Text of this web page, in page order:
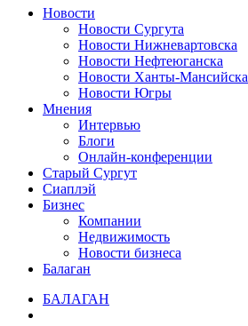
Новости
Новости Сургута
Новости Нижневартовска
Новости Нефтеюганска
Новости Ханты-Мансийска
Новости Югры
Мнения
Интервью
Блоги
Онлайн-конференции
Старый Сургут
Сиаплэй
Бизнес
Компании
Недвижимость
Новости бизнеса
Балаган
БАЛАГАН